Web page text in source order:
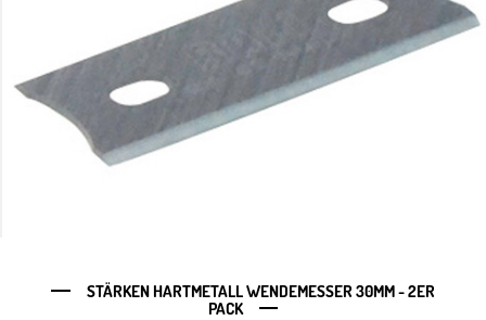
STÄRKEN HARTMETALL WENDEMESSER 30MM - 2ER
PACK